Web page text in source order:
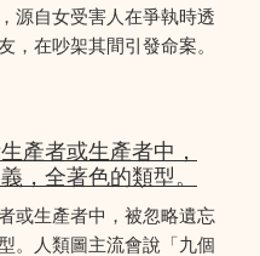
源自女受害人在爭執時透
，在吵架其間引發命案。
產者或生產者中，
，全著色的類型。
或生產者中，被忽略遺忘
。人類圖主流會說「九個